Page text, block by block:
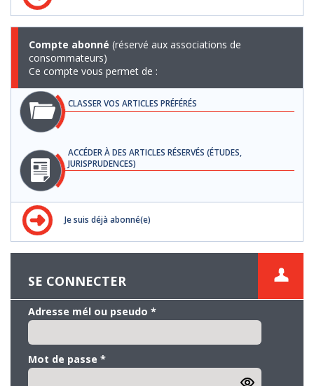
Compte abonné (réservé aux associations de
consommateurs)
Ce compte vous permet de :
CLASSER VOS ARTICLES PRÉFÉRÉS
ACCÉDER À DES ARTICLES RÉSERVÉS (ÉTUDES,
JURISPRUDENCES)
Je suis déjà abonné(e)
SE CONNECTER
Adresse mél ou pseudo *
Mot de passe *